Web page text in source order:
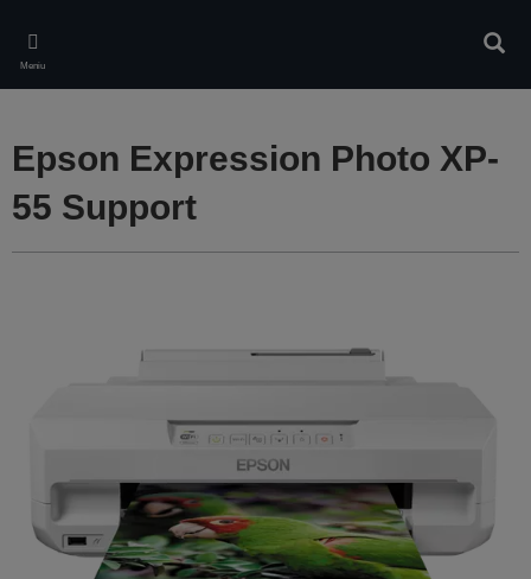
main
content
Meniu
Epson Expression Photo XP-
55 Support